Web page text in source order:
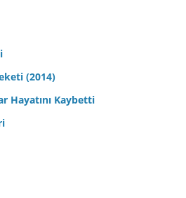
(2014)
Hayatını Kaybetti